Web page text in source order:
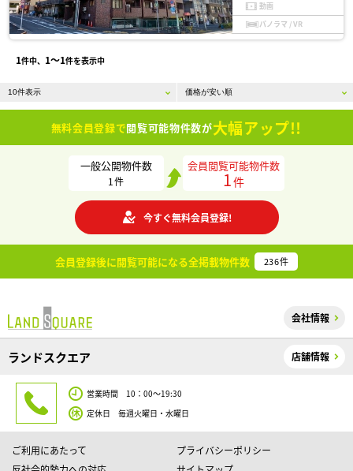
動画
パノラマ / VR
1件中、 1〜1件を表示中
無料会員登録で閲覧可能物件数が大幅アップ!!
一般公開物件数
1件
会員閲覧可能物件数
1件
今すぐ無料会員登録!
会員登録後に閲覧可能になる全掲載物件数 236件
会社情報
ランドスクエア 店舗情報
営業時間 10：00～19:30
定休日 毎週火曜日・水曜日
ご利用にあたって
プライバシーポリシー